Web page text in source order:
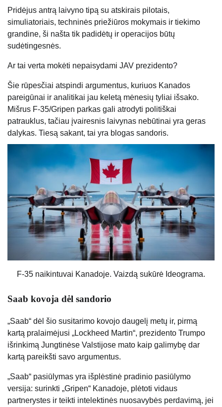
Pridėjus antrą laivyno tipą su atskirais pilotais,
simuliatoriais, techninės priežiūros mokymais ir tiekimo
grandine, ši našta tik padidėtų ir operacijos būtų
sudėtingesnės.
Ar tai verta mokėti nepaisydami JAV prezidento?
Šie rūpesčiai atspindi argumentus, kuriuos Kanados
pareigūnai ir analitikai jau keletą mėnesių tyliai išsako.
Mišrus F-35/Gripen parkas gali atrodyti politiškai
patrauklus, tačiau įvairesnis laivynas nebūtinai yra geras
dalykas. Tiesą sakant, tai yra blogas sandoris.
F-35 naikintuvai Kanadoje. Vaizdą sukūrė Ideograma.
Saab kovoja dėl sandorio
„Saab“ dėl šio susitarimo kovojo daugelį metų ir, pirmą
kartą pralaimėjusi „Lockheed Martin“, prezidento Trumpo
išrinkimą Jungtinėse Valstijose mato kaip galimybę dar
kartą pareikšti savo argumentus.
„Saab“ pasiūlymas yra išplėstinė pradinio pasiūlymo
versija: surinkti „Gripen“ Kanadoje, plėtoti vidaus
partnerystes ir teikti intelektinės nuosavybės perdavimą, jei